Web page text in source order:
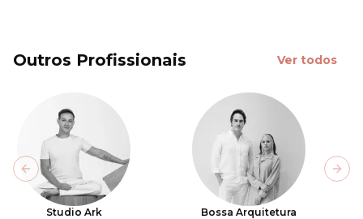
Outros Profissionais Ver todos
Studio Ark Bossa Arquitetura
Previous slide